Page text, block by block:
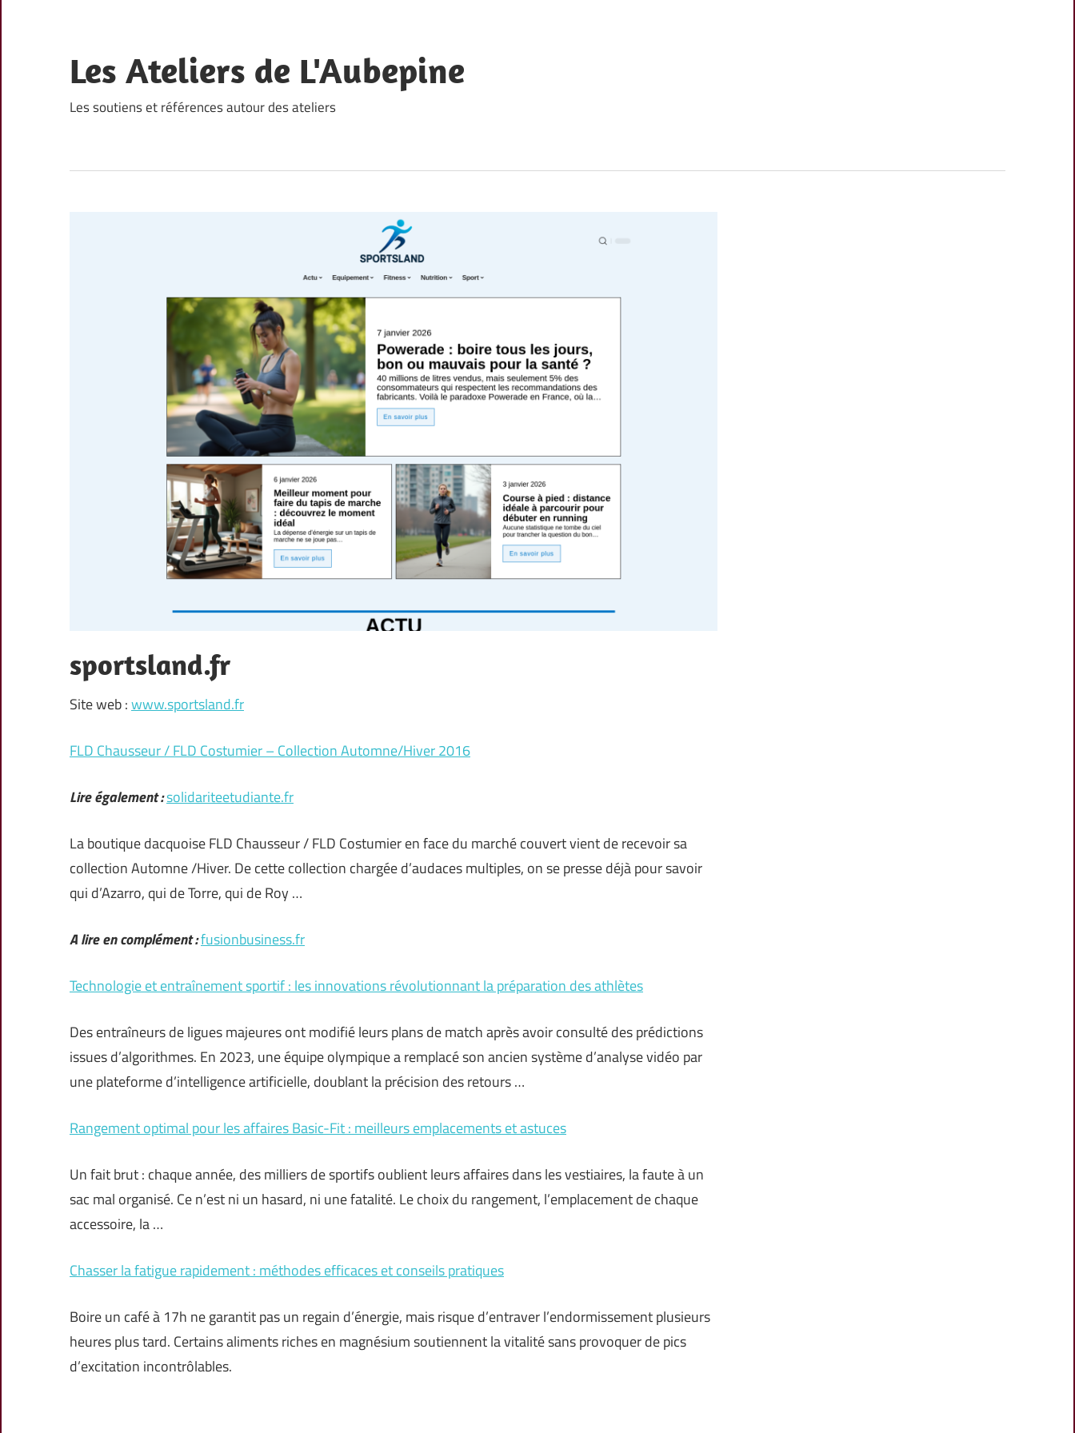
content
Les Ateliers de L'Aubepine
Les soutiens et références autour des ateliers
sportsland.fr
Site web :www.sportsland.fr
FLD Chausseur / FLD Costumier – Collection Automne/Hiver 2016
Lire également :solidariteetudiante.fr
La boutique dacquoise FLD Chausseur / FLD Costumier en face du marché couvert vient de recevoir sa
collection Automne /Hiver. De cette collection chargée d’audaces multiples, on se presse déjà pour savoir
qui d’Azarro, qui de Torre, qui de Roy …
A lire en complément :fusionbusiness.fr
Technologie et entraînement sportif : les innovations révolutionnant la préparation des athlètes
Des entraîneurs de ligues majeures ont modifié leurs plans de match après avoir consulté des prédictions
issues d’algorithmes. En 2023, une équipe olympique a remplacé son ancien système d’analyse vidéo par
une plateforme d’intelligence artificielle, doublant la précision des retours …
Rangement optimal pour les affaires Basic-Fit : meilleurs emplacements et astuces
Un fait brut : chaque année, des milliers de sportifs oublient leurs affaires dans les vestiaires, la faute à un
sac mal organisé. Ce n’est ni un hasard, ni une fatalité. Le choix du rangement, l’emplacement de chaque
accessoire, la …
Chasser la fatigue rapidement : méthodes efficaces et conseils pratiques
Boire un café à 17h ne garantit pas un regain d’énergie, mais risque d’entraver l’endormissement plusieurs
heures plus tard. Certains aliments riches en magnésium soutiennent la vitalité sans provoquer de pics
d’excitation incontrôlables.